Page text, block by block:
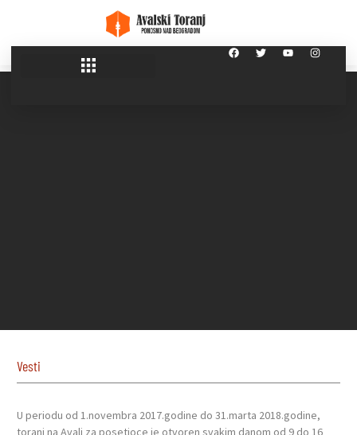
Vesti
U periodu od 1.novembra 2017.godine do 31.marta 2018.godine,
toranj na Avali za posetioce je otvoren svakim danom od 9 do 16